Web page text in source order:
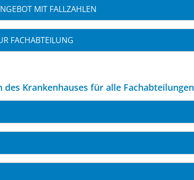
MIT FALLZAHLEN
FACHABTEILUNG
Krankenhauses für alle Fachabteilungen